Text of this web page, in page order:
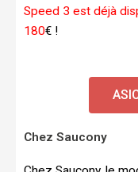
Speed 3 est déjà
180€ !
Chez Saucony